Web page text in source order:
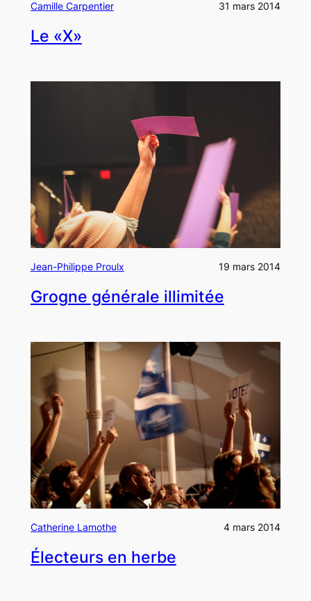
Camille Carpentier 31 mars 2014
Le «X»
Jean-Philippe Proulx 19 mars 2014
Grogne générale illimitée
Catherine Lamothe 4 mars 2014
Électeurs en herbe